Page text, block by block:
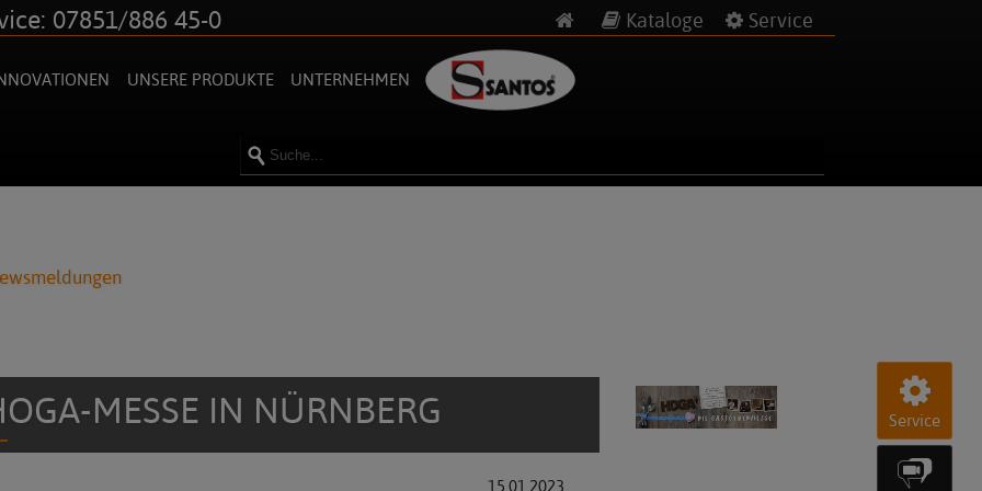
Service
07851/886 45-0 Kataloge Service
UNSERE PRODUKTE UNTERNEHMEN
MESSE IN NÜRNBERG
15.01.2023